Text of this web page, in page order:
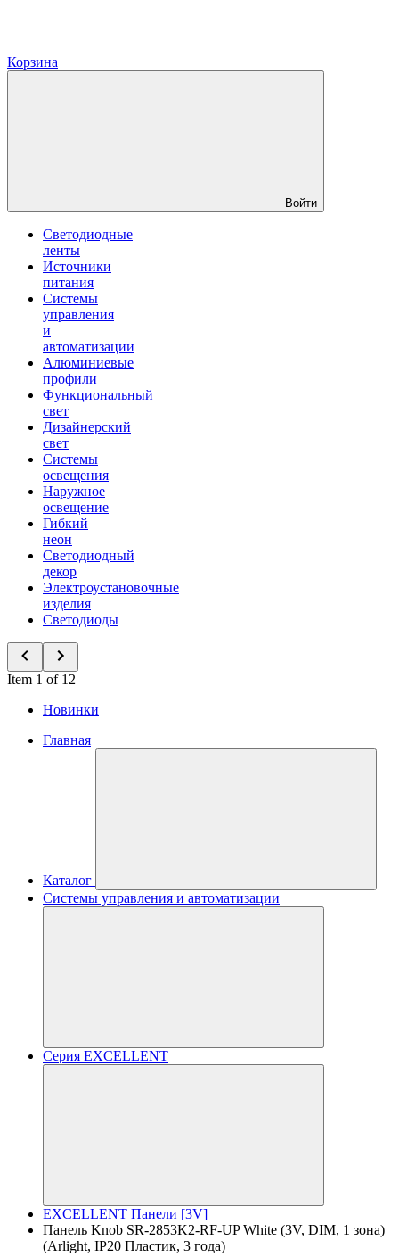
Корзина
Войти
Светодиодные
ленты
Источники
питания
Системы
управления
и
автоматизации
Алюминиевые
профили
Функциональный
свет
Дизайнерский
свет
Системы
освещения
Наружное
освещение
Гибкий
неон
Светодиодный
декор
Электроустановочные
изделия
Светодиоды
Item 1 of 12
Новинки
Главная
Каталог
Системы управления и автоматизации
Серия EXCELLENT
EXCELLENT Панели [3V]
Панель Knob SR-2853K2-RF-UP White (3V, DIM, 1 зона)
(Arlight, IP20 Пластик, 3 года)